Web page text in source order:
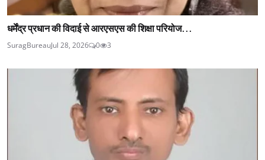
धर्मेंद्र प्रधान की विदाई से आरएसएस की शिक्षा परियोज...
SuragBureauJul 28, 2026 0 3